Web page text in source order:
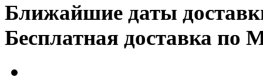
Ближайшие даты
Бесплатная доставка по